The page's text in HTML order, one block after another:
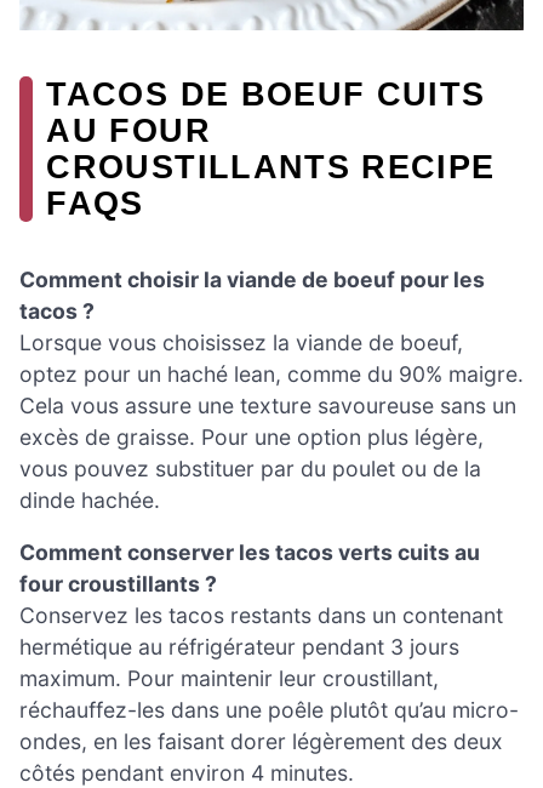
TACOS DE BOEUF CUITS
AU FOUR
CROUSTILLANTS RECIPE
FAQS
Comment choisir la viande de boeuf pour les
tacos ?
Lorsque vous choisissez la viande de boeuf,
optez pour un haché lean, comme du 90% maigre.
Cela vous assure une texture savoureuse sans un
excès de graisse. Pour une option plus légère,
vous pouvez substituer par du poulet ou de la
dinde hachée.
Comment conserver les tacos verts cuits au
four croustillants ?
Conservez les tacos restants dans un contenant
hermétique au réfrigérateur pendant 3 jours
maximum. Pour maintenir leur croustillant,
réchauffez-les dans une poêle plutôt qu’au micro-
ondes, en les faisant dorer légèrement des deux
côtés pendant environ 4 minutes.